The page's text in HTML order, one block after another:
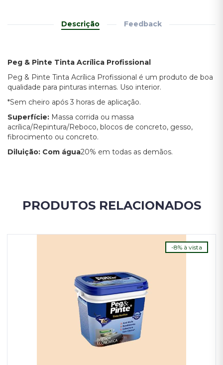
Descrição Feedback
Peg & Pinte Tinta Acrílica Profissional
Peg & Pinte Tinta Acrílica Profissional é um produto de boa
qualidade para pinturas internas. Uso interior.
*Sem cheiro após 3 horas de aplicação.
Superfície: Massa corrida ou massa
acrílica/Repintura/Reboco, blocos de concreto, gesso,
fibrocimento ou concreto.
Diluição: Com água20% em todas as demãos.
PRODUTOS RELACIONADOS
-8% à vista